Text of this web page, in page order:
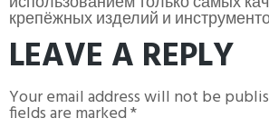
крепёжных изделий и
LEAVE A REPLY
Your email address will not be
fields are marked*